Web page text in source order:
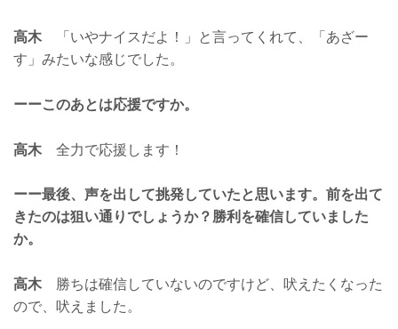
高木 「いやナイスだよ！」と言ってくれて、「あざー
す」みたいな感じでした。
ーーこのあとは応援ですか。
高木 全力で応援します！
ーー最後、声を出して挑発していたと思います。前を出て
きたのは狙い通りでしょうか？勝利を確信していました
か。
高木 勝ちは確信していないのですけど、吠えたくなった
ので、吠えました。